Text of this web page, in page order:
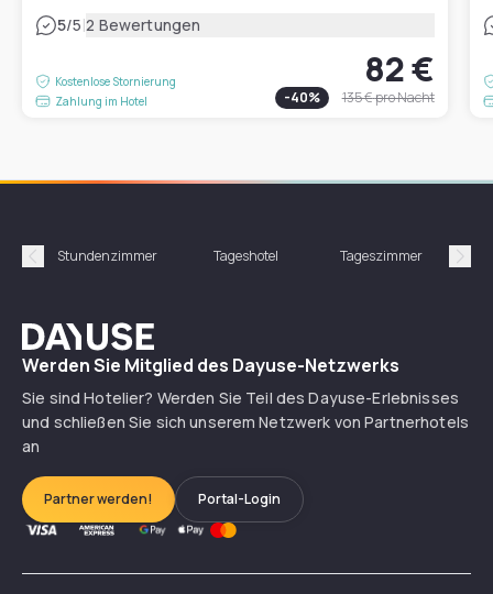
5/5|2 Bewertungen
Kostenlose Stornierung
Zahlung im Hotel
82 €
-40% 135 €pro Nacht
Précédent
Stundenzimmer Tageshotel Tageszimmer
Dayuse
Werden Sie Mitglied des Dayuse-Netzwerks
Sie sind Hotelier? Werden Sie Teil des Dayuse-Erlebnisses
und schließen Sie sich unserem Netzwerk von Partnerhotels
an
Partner werden! Portal-Login